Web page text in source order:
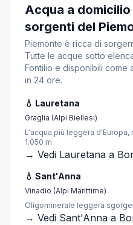
Acqua a
sorgenti del
Piemonte è ricca di
Tutte le acque sotto
Fontilio e disponibili come
in 24 ore.
💧 Lauretana
Graglia (Alpi Biellesi)
L'acqua più leggera
1.050 m
→ Vedi Lauretana a
💧 Sant'Anna
Vinadio (Alpi Marittime)
Oligominerale leggera
→ Vedi Sant'Anna a